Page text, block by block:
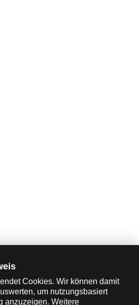
Cookies. Wir können damit
um nutzungsbasiert
anzuzeigen. Weitere